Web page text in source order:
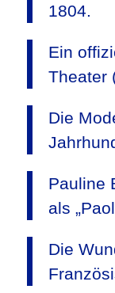
1804.
Ein
Theater
Die
Pauline
als
Die